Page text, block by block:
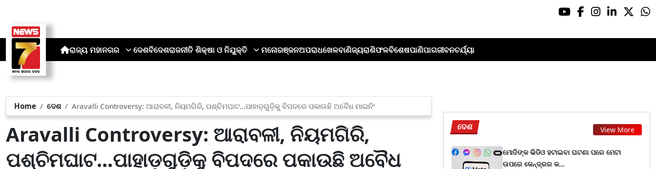
ରାଜ୍ୟ ମହାନଗର ଦେଶବିଦେଶରାଜନୀତି ଶିକ୍ଷା ଓ ନିଯୁକ୍ତି ମନୋରଞ୍ଜନଅପରାଧଖେଳବାଣିଜ୍ୟରାଶିଫଳବିଶେଷପାଣିପାଗଜୀବନଚର୍ଯ୍ୟା
Home ଦେଶ Aravalli Controversy: ଆରାବଳୀ, ନିୟମଗିରି, ପଶ୍ଚିମଘାଟ...ପାହାଡ଼ଗୁଡ଼ିକୁ ବିପଦରେ ପକାଉଛି ଅବୈଧ ମାଇନିଂ
Aravalli Controversy: ଆରାବଳୀ, ନିୟମଗିରି,
ପଶ୍ଚିମଘାଟ...ପାହାଡ଼ଗୁଡ଼ିକୁ ବିପଦରେ ପକାଉଛି ଅବୈଧ
ଦେଶ View More
ମୋଦିଙ୍କ ଭିଡିଓ ହଟାଇବା ଘଟଣା ପରେ ମେଟା
ଉପରେ କେନ୍ଦ୍ରର କ...